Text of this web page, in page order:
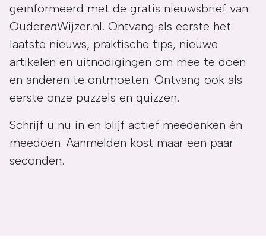
geïnformeerd met de gratis nieuwsbrief van
OuderenWijzer.nl. Ontvang als eerste het
laatste nieuws, praktische tips, nieuwe
artikelen en uitnodigingen om mee te doen
en anderen te ontmoeten. Ontvang ook als
eerste onze puzzels en quizzen.
Schrijf u nu in en blijf actief meedenken én
meedoen. Aanmelden kost maar een paar
seconden.